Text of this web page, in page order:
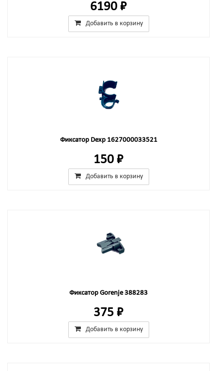
6190 ₽
Добавить в корзину
Фиксатор Dexp 1627000033521
150 ₽
Добавить в корзину
Фиксатор Gorenje 388283
375 ₽
Добавить в корзину